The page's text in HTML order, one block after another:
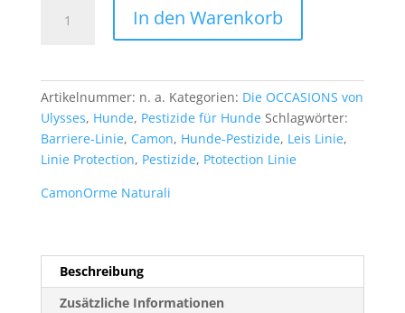
Halsband
Menge
In den Warenkorb
Artikelnummer: n. a. Kategorien: Die OCCASIONS von
Ulysses, Hunde, Pestizide für Hunde Schlagwörter:
Barriere-Linie, Camon, Hunde-Pestizide, Leis Linie,
Linie Protection, Pestizide, Ptotection Linie
CamonOrme Naturali
Beschreibung
Zusätzliche Informationen